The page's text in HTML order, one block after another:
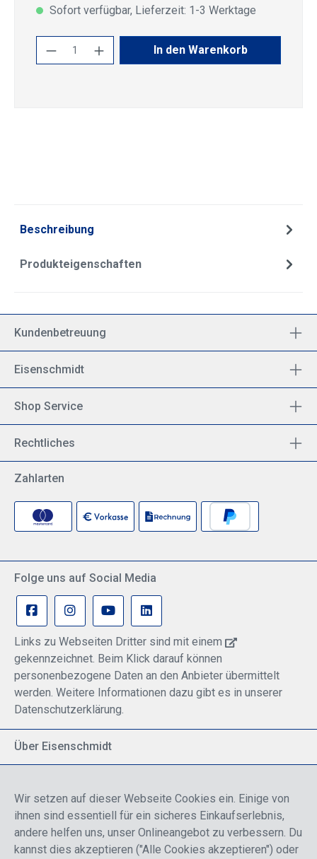
Sofort verfügbar, Lieferzeit: 1-3 Werktage
Produkt Anzahl: Gib den gewünschten
In den Warenkorb
Beschreibung
Produkteigenschaften
Kundenbetreuung
Eisenschmidt
Shop Service
Rechtliches
Zahlarten
Folge uns auf Social Media
Links zu Webseiten Dritter sind mit einem
gekennzeichnet. Beim Klick darauf können
personenbezogene Daten an den Anbieter übermittelt
werden. Weitere Informationen dazu gibt es in unserer
Datenschutzerklärung.
Über Eisenschmidt
Breite Palette von Luftfahrtprodukten
Fokus auf Pilotenausbildung
Wir setzen auf dieser Webseite Cookies ein. Einige von
ihnen sind essentiell für ein sicheres Einkaufserlebnis,
andere helfen uns, unser Onlineangebot zu verbessern. Du
kannst dies akzeptieren ("Alle Cookies akzeptieren") oder